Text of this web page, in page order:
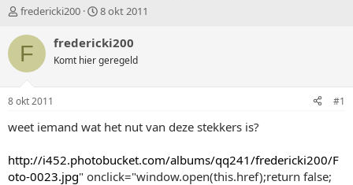
T
p
t
a
r
r
fredericki200
S
a
t
u
8 okt 2011
F fredericki200
Komt hier geregeld
8 okt 2011 #1
weet iemand wat het nut van deze stekkers is?
http://i452.photobucket.com/albums/qq241/fredericki200/F
oto-0023.jpg" onclick="window.open(this.href);return false;